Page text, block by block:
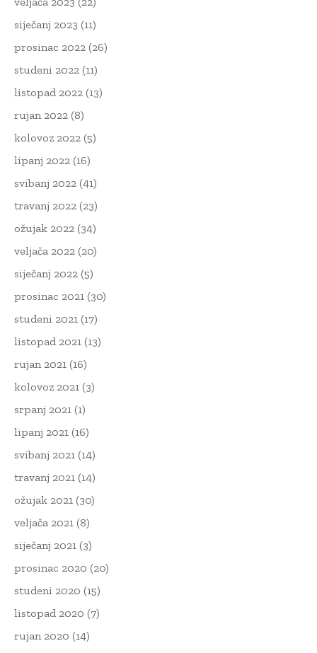
siječanj 2023 (11)
prosinac 2022 (26)
studeni 2022 (11)
listopad 2022 (13)
rujan 2022 (8)
kolovoz 2022 (5)
lipanj 2022 (16)
svibanj 2022 (41)
travanj 2022 (23)
ožujak 2022 (34)
veljača 2022 (20)
siječanj 2022 (5)
prosinac 2021 (30)
studeni 2021 (17)
listopad 2021 (13)
rujan 2021 (16)
kolovoz 2021 (3)
srpanj 2021 (1)
lipanj 2021 (16)
svibanj 2021 (14)
travanj 2021 (14)
ožujak 2021 (30)
veljača 2021 (8)
siječanj 2021 (3)
prosinac 2020 (20)
studeni 2020 (15)
listopad 2020 (7)
rujan 2020 (14)